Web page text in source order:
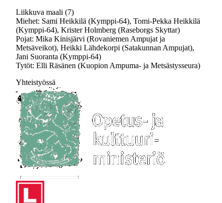
Liikkuva maali (7)
Miehet: Sami Heikkilä (Kymppi-64), Tomi-Pekka Heikkilä
(Kymppi-64), Krister Holmberg (Raseborgs Skyttar)
Pojat: Mika Kinisjärvi (Rovaniemen Ampujat ja
Metsäveikot), Heikki Lähdekorpi (Satakunnan Ampujat),
Jani Suoranta (Kymppi-64)
Tytöt: Elli Räsänen (Kuopion Ampuma- ja Metsästysseura)
Yhteistyössä